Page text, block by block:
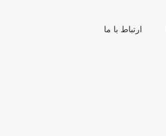
ارتباط با ما